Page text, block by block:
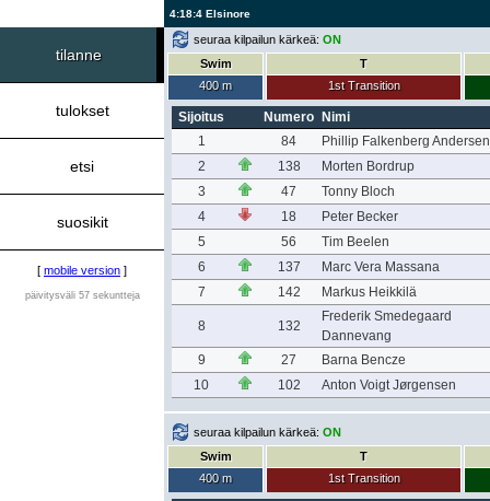
4:18:4 Elsinore
tilanne
tulokset
etsi
suosikit
[ mobile version ]
päivitysväli 57 sekuntteja
seuraa kilpailun kärkeä: ON
Swim
400 m
T
1st Transition
Sijoitus Numero
Nimi
1
84
Phillip Falkenberg Andersen
2
138
Morten Bordrup
3
47
Tonny Bloch
4
18
Peter Becker
5
56
Tim Beelen
6
137
Marc Vera Massana
7
142 Markus Heikkilä
8 132
Frederik Smedegaard
Dannevang
9
27
Barna Bencze
10
102 Anton Voigt Jørgensen
seuraa kilpailun kärkeä: ON
Swim
400 m
T
1st Transition